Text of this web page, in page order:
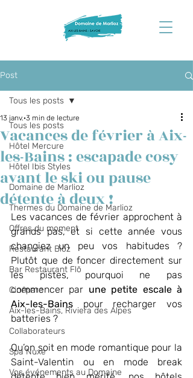
Post
Tous les posts
Hôtel Mercure
Hôtel Ibis Styles
Domaine de Marlioz
Thermes du Domaine de Marlioz
Offres du moment
Restaurant Biõz
Bar Restaurant Flõ
Cinéparc
Aix-les-Bains, Riviera des Alpes
Collaborateurs
Spa Nuxe
Vos événements au Domaine
Tous les posts
Vacances de février à Aix-
les-Bains : escapade cosy
avant le ski ou pause
détente à deux !
13 janv. 3 min de lecture
Les vacances de février approchent à
grands pas, et si cette année vous
changiez un peu vos habitudes ?
Plutôt que de foncer directement sur
les pistes, pourquoi ne pas
commencer par une petite escale à
Aix-les-Bains pour recharger vos
batteries ?
Qu’on soit en mode romantique pour la
Saint-Valentin ou en mode break